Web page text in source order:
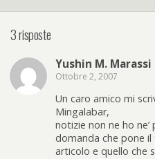
3 risposte
Yushin M. Marassi
Ottobre 2, 2007
Un caro amico mi
Mingalabar,
notizie non ne ho
domanda che pone il
articolo e quello che